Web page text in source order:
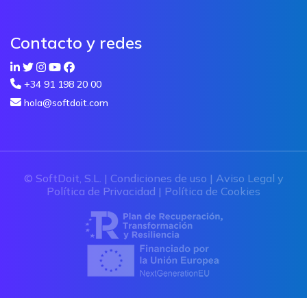
Contacto y redes
+34 91 198 20 00
hola@softdoit.com
© SoftDoit, S.L. | Condiciones de uso | Aviso Legal y
Política de Privacidad | Política de Cookies